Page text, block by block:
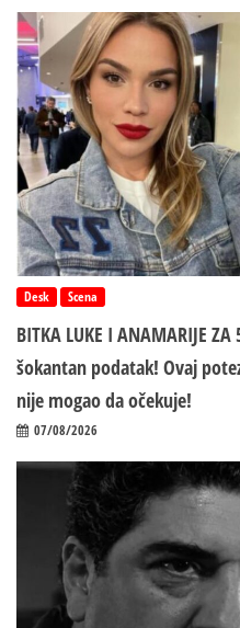
Desk Scena
BITKA LUKE I ANAMARIJE
šokantan podatak! Ovaj
nije mogao da očekuje!
07/08/2026